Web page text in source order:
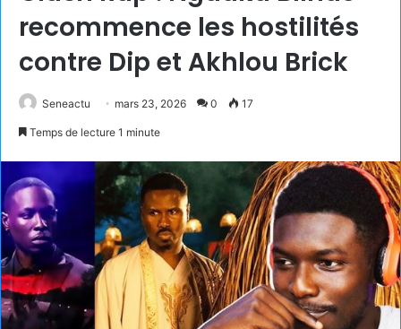
recommence les hostilités
contre Dip et Akhlou Brick
Seneactu mars 23, 2026 0 17
Temps de lecture 1 minute